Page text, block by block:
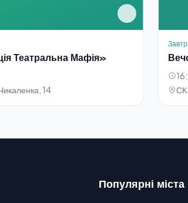
Театральна Мафія»
14
Популярні міста